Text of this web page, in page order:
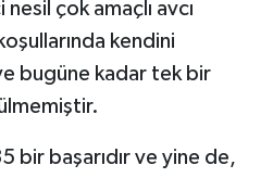
çok amaçlı avcı
kendini
bugüne kadar tek bir
bir başarıdır ve yine de,